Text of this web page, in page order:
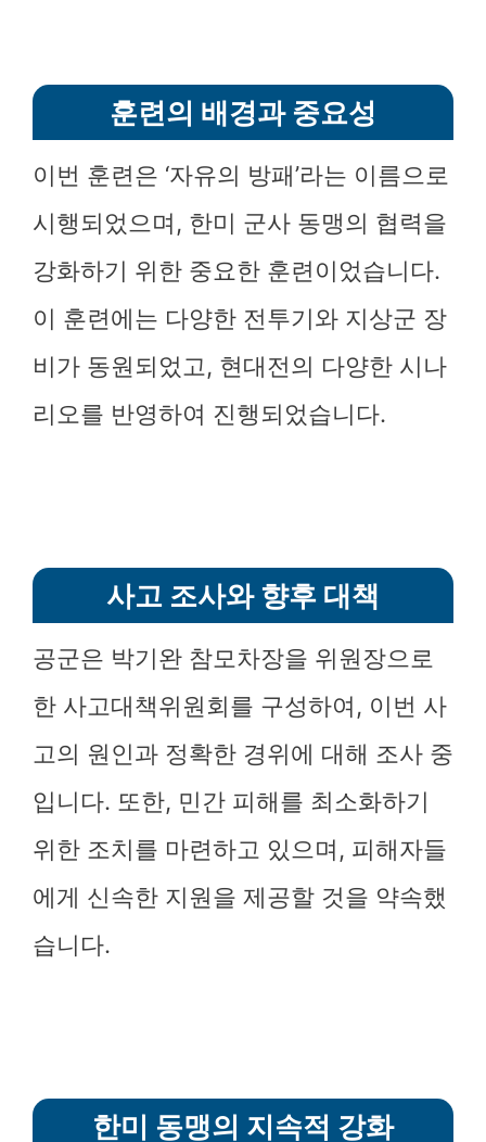
훈련의 배경과 중요성
이번 훈련은 ‘자유의 방패’라는 이름으로
시행되었으며, 한미 군사 동맹의 협력을
강화하기 위한 중요한 훈련이었습니다.
이 훈련에는 다양한 전투기와 지상군 장
비가 동원되었고, 현대전의 다양한 시나
리오를 반영하여 진행되었습니다.
사고 조사와 향후 대책
공군은 박기완 참모차장을 위원장으로
한 사고대책위원회를 구성하여, 이번 사
고의 원인과 정확한 경위에 대해 조사 중
입니다. 또한, 민간 피해를 최소화하기
위한 조치를 마련하고 있으며, 피해자들
에게 신속한 지원을 제공할 것을 약속했
습니다.
한미 동맹의 지속적 강화